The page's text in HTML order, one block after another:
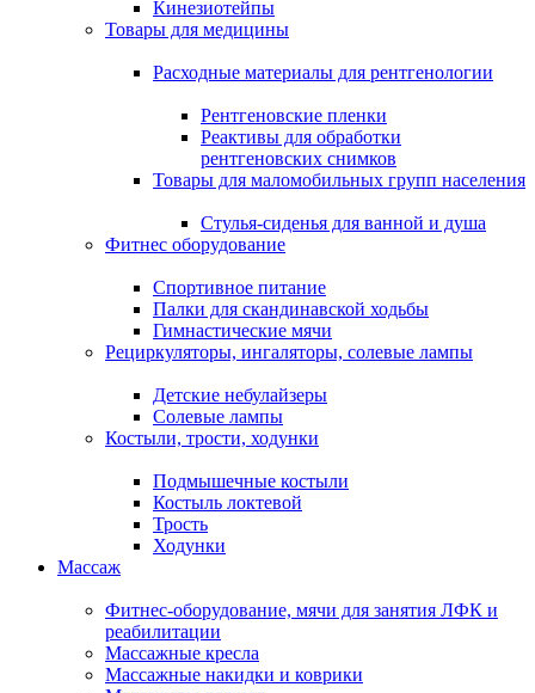
Кинезиотейпы
Товары для медицины
Расходные материалы для рентгенологии
Рентгеновские пленки
Реактивы для обработки
рентгеновских снимков
Товары для маломобильных групп населения
Стулья-сиденья для ванной и душа
Фитнес оборудование
Спортивное питание
Палки для скандинавской ходьбы
Гимнастические мячи
Рециркуляторы, ингаляторы, солевые лампы
Детские небулайзеры
Солевые лампы
Костыли, трости, ходунки
Подмышечные костыли
Костыль локтевой
Трость
Ходунки
Массаж
Фитнес-оборудование, мячи для занятия ЛФК и
реабилитации
Массажные кресла
Массажные накидки и коврики